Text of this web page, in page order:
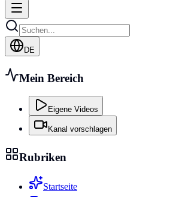
DE
Mein Bereich
Eigene Videos
Kanal vorschlagen
Rubriken
Startseite